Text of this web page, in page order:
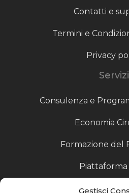
Gestisci
Contatti e
Termini e
Privacy
Servizi
Consulenza e
Economia
Formazione del
Piattaforma
Scouting